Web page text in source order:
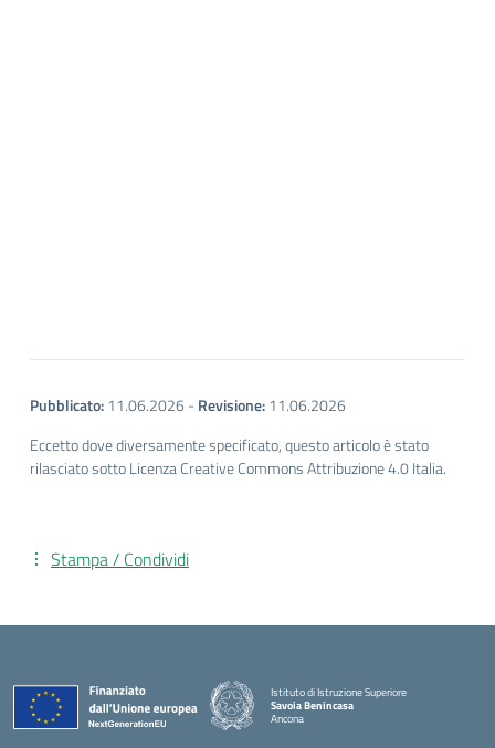
Pubblicato:11.06.2026 -Revisione:11.06.2026
Eccetto dove diversamente specificato, questo articolo è stato
rilasciato sotto Licenza Creative Commons Attribuzione 4.0 Italia.
Stampa / Condividi
Istituto di Istruzione Superiore
Savoia Benincasa
Ancona